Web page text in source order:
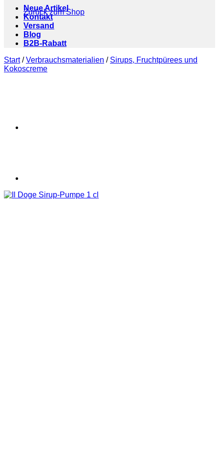
Zurück zum Shop
Neue Artikel
Kontakt
Versand
Blog
B2B-Rabatt
Start / Verbrauchsmaterialien / Sirups, Fruchtpürees und
Kokoscreme